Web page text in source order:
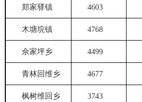
郑家驿镇 4603
木塘垸镇 4768
佘家坪乡 4499
青林回维乡 4677
枫树维回乡 3743